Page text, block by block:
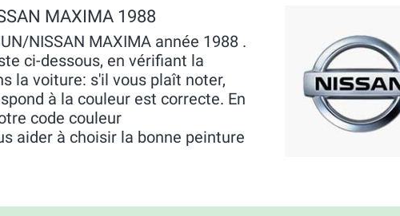
MAXIMA 1988
NISSAN MAXIMA année 1988 .
ci-dessous, en vérifiant la
la voiture: s'il vous plaît noter,
à la couleur est correcte. En
code couleur
aider à choisir la bonne peinture